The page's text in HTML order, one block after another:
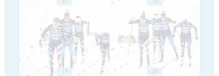
19 20